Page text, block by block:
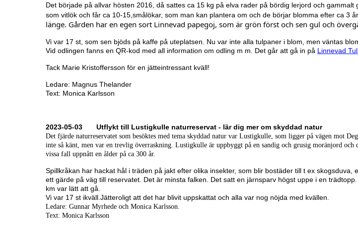
Det började på allvar hösten 2016, då sattes ca 15 kg på elva rader på bördig lerjord och gammalt
som vitlök och får ca 10-15,smålökar, som man kan plantera om och de börjar blomma efter ca 3
länge. Gården har en egen sort Linnevad papegoj, som är grön först och sen gul och
Vi var 17 st, som sen bjöds på kaffe på uteplatsen. Nu var inte alla tulpaner i blom, men väntas
Vid odlingen fanns en QR-kod med all information om odling m m. Det går att gå in på Linnevad
Tack Marie Kristoffersson för en jätteintressant kväll!
Ledare: Magnus Thelander
Text: Monica Karlsson
2023-05-03 Utflykt till Lustigkulle naturreservat - lär dig mer om skyddad natur
Det fjärde naturreservatet som besöktes med tema skyddad natur var Lustigkulle, som ligger på vägen mot
inte så känt, men var en trevlig överraskning. Lustigkulle är uppbyggt på en sandig och grusig moränjord och
vissa fall uppnått en ålder på ca 300 år.
Spillkråkan har hackat hål i träden på jakt efter olika insekter, som blir bostäder till t ex skogsduva,
ett gärde på väg till reservatet. Det är minsta falken. Det satt en järnsparv högst uppe i en
km var lätt att gå.
Vi var 17 st ikväll.Jätteroligt att det har blivit uppskattat och alla var nog nöjda med kvällen.
Ledare: Gunnar Myrhede och Monica Karlsson.
Text: Monica Karlsson